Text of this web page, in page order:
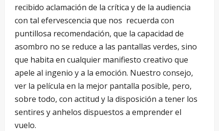
recibido aclamación de la crítica y de la audiencia
con tal efervescencia que nos recuerda con
puntillosa recomendación, que la capacidad de
asombro no se reduce a las pantallas verdes, sino
que habita en cualquier manifiesto creativo que
apele al ingenio y a la emoción. Nuestro consejo,
ver la película en la mejor pantalla posible, pero,
sobre todo, con actitud y la disposición a tener los
sentires y anhelos dispuestos a emprender el
vuelo.